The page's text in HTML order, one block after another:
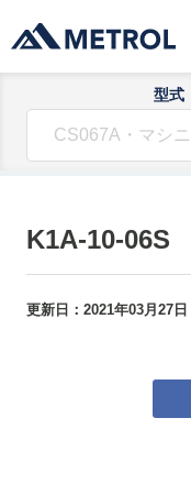
型式
K1A-10-06S
更新日： 2021年03月27日